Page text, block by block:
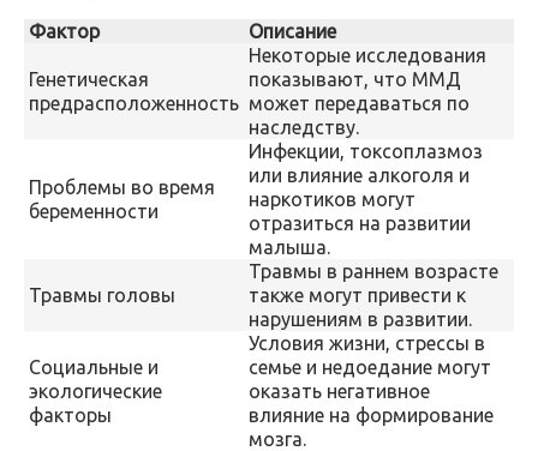
Фактор
Описание
Генетическая
предрасположенность
Некоторые исследования
показывают, что ММД
может передаваться по
наследству.
Проблемы во время
беременности
Инфекции, токсоплазмоз
или влияние алкоголя и
наркотиков могут
отразиться на развитии
малыша.
Травмы головы
Травмы в раннем возрасте
также могут привести к
нарушениям в развитии.
Социальные и
экологические
факторы
Условия жизни, стрессы в
семье и недоедание могут
оказать негативное
влияние на формирование
мозга.